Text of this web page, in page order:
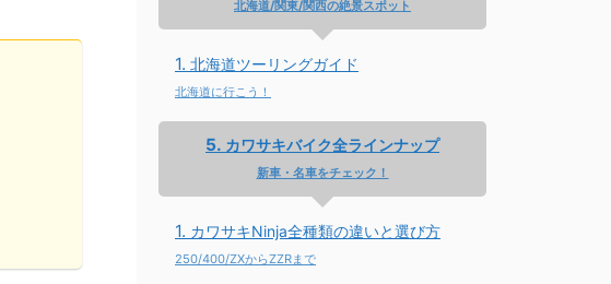
北海道/関東/関西の絶景スポット
北海道ツーリングガイド
北海道に行こう！
カワサキバイク全ラインナップ
新車・名車をチェック！
カワサキNinja全種類の違いと選び方
250/400/ZXからZZRまで